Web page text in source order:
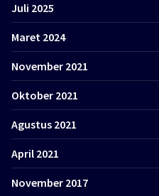
Juli 2025
Maret 2024
November 2021
Oktober 2021
Agustus 2021
April 2021
November 2017